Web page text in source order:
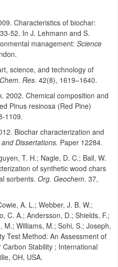
Characteristics of biochar:
52. In J. Lehmann and S.
management: Science
science, and technology of
Chem. Res. 42(8), 1619–1640.
2002. Chemical composition and
Pinus resinosa (Red Pine)
1109.
Biochar characterization and
Dissertations. Paper 12284.
T. H.; Nagle, D. C.; Ball, W.
of synthetic wood chars
sorbents. Org. Geochem. 37,
A. L.; Webber, J. B. W.;
C. A.; Andersson, D.; Shields, F.;
M.; Williams, M.; Sohi, S.; Joseph,
Test Method: An Assessment of
Stability ; International
OH, USA.